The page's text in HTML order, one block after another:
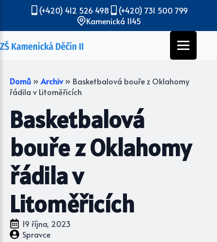
(+420) 412 526 498
(+420) 731 500 799
Kamenická 1145
Domů » Archiv » Basketbalová bouře z Oklahomy
řádila v Litoměřicích
Basketbalová
bouře z Oklahomy
řádila v
Litoměřicích
19 října, 2023
Spravce